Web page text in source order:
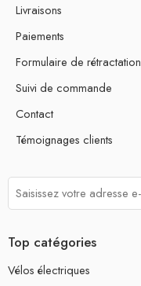
Livraisons
Paiements
Formulaire de rétractation
Suivi de commande
Contact
Témoignages clients
Top catégories
Vélos électriques